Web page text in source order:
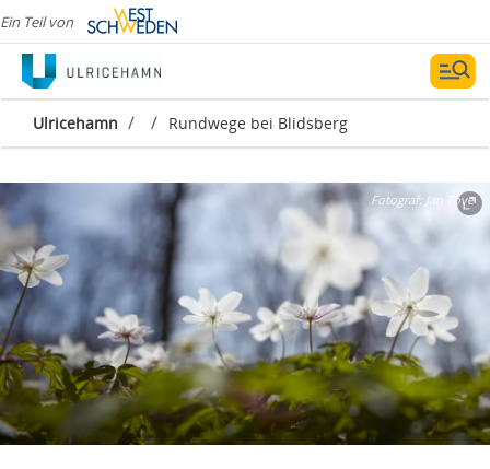
Ein Teil von
Ulricehamn / / Rundwege bei Blidsberg
Fotograf: Jan Töve